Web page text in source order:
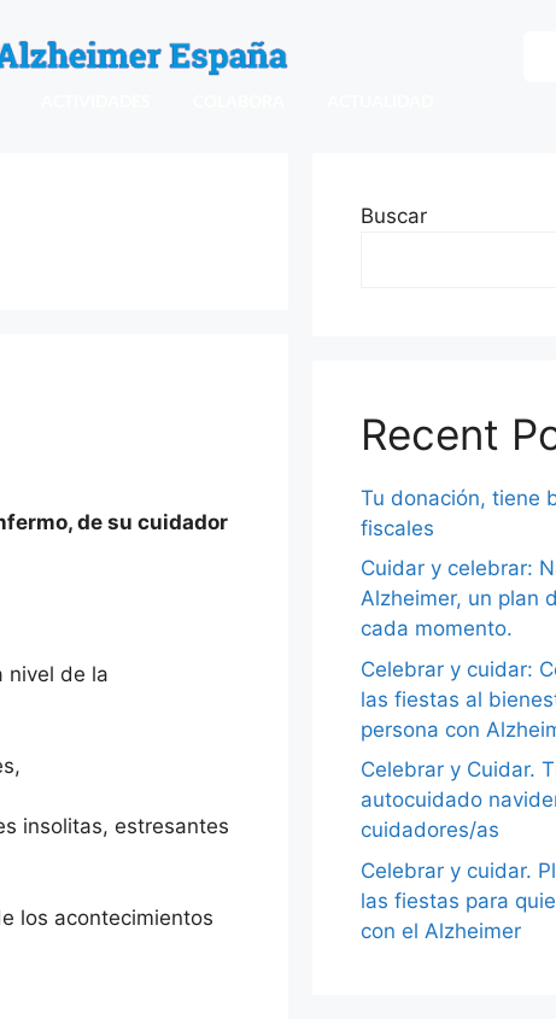
de su cuidador
nivel de la
insolitas, estresantes
los acontecimientos
Buscar
Recent
Tu donación, tiene
fiscales
Cuidar y celebrar:
Alzheimer, un plan
cada momento.
Celebrar y cuidar:
las fiestas al
persona con
Celebrar y Cuidar.
autocuidado
cuidadores/as
Celebrar y cuidar.
las fiestas para
con el Alzheimer